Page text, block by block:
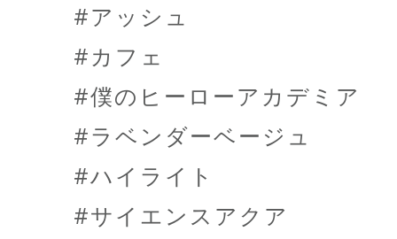
#アッシュ
#カフェ
#僕のヒーローアカデミア
#ラベンダーベージュ
#ハイライト
#サイエンスアクア